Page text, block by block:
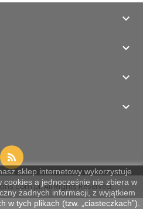




sklep internetowy wykorzystuje
cookies a jednocześnie nie zbiera w
żadnych informacji, z wyjątkiem
w tych plikach (tzw. „ciasteczkach”).
All Rights Reserved.